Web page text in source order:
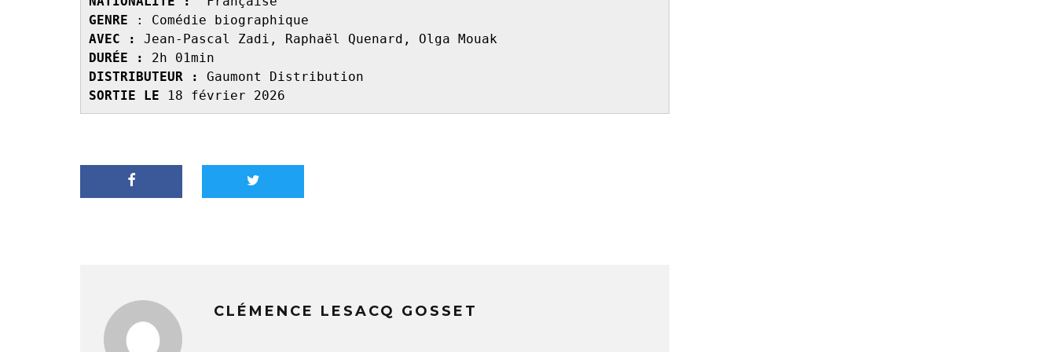
GENRE
: Comédie biographique
AVEC : Jean-Pascal Zadi, Raphaël Quenard, Olga Mouak
DURÉE : 2h 01min
DISTRIBUTEUR : Gaumont Distribution
SORTIE LE
18 février 2026
CLÉMENCE LESACQ GOSSET